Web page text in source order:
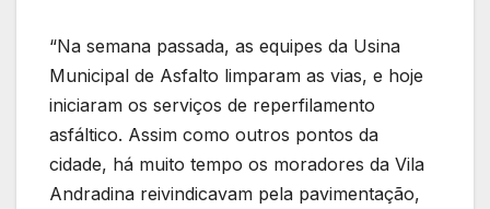
“Na semana passada, as equipes da Usina
Municipal de Asfalto limparam as vias, e hoje
iniciaram os serviços de reperfilamento
asfáltico. Assim como outros pontos da
cidade, há muito tempo os moradores da Vila
Andradina reivindicavam pela pavimentação,